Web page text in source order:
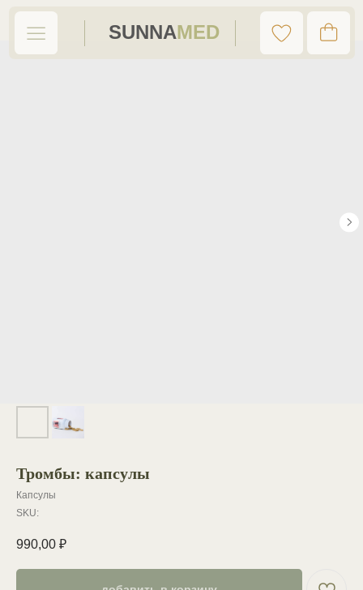
SUNNA MED
Тромбы: капсулы
Капсулы
SKU:
990,00 ₽